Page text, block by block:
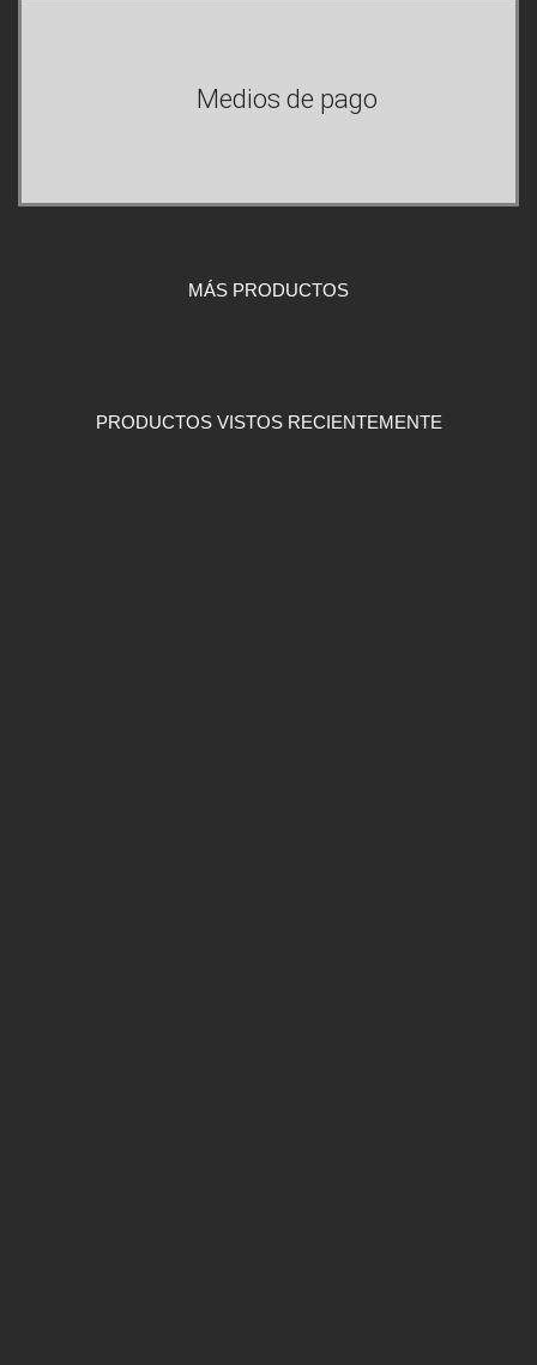
Medios de pago
MÁS PRODUCTOS
PRODUCTOS VISTOS RECIENTEMENTE